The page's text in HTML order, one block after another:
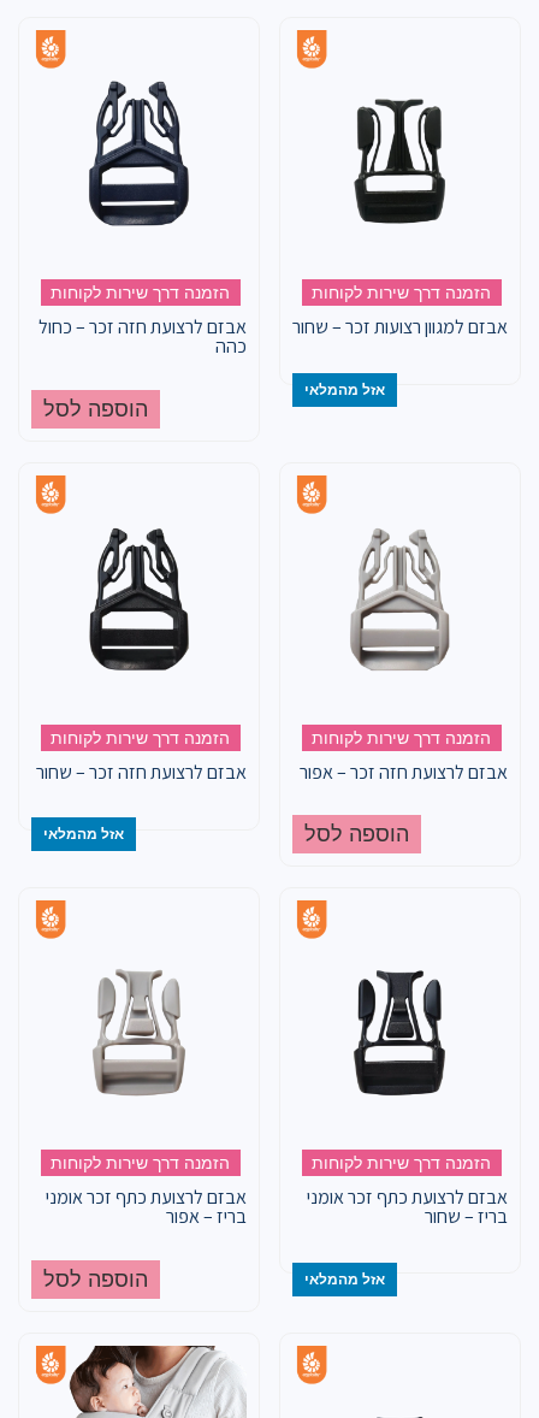
הזמנה דרך שירות לקוחות
אבזם למגוון רצועות זכר – שחור
אזל מהמלאי
הזמנה דרך שירות לקוחות
אבזם לרצועת חזה זכר – כחול
כהה
הוספה לסל
הזמנה דרך שירות לקוחות
אבזם לרצועת חזה זכר – אפור
הוספה לסל
הזמנה דרך שירות לקוחות
אבזם לרצועת חזה זכר – שחור
אזל מהמלאי
הזמנה דרך שירות לקוחות
אבזם לרצועת כתף זכר אומני
בריז – שחור
אזל מהמלאי
הזמנה דרך שירות לקוחות
אבזם לרצועת כתף זכר אומני
בריז – אפור
הוספה לסל